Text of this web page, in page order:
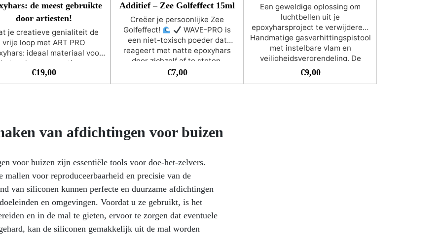
de meest gebruikte
door artiesten!
je creatieve genialiteit de
vrije loop met ART PRO
ideaal materiaal voor
het maken van coatings,
maar ook
dienbladen en
– Beleef kunst als nooit
ART PRO biedt een
tot leven brengt.
UV-
- Geniet van de
van uw kunst! ART
is speciaal ontwikkeld om
na verloop van tijd te
zodat uw creaties
en boeiend blijven.
€19,00
Additief – Zee Golfeffect 15ml
Creëer je persoonlijke Zee
Golfeffect!
WAVE-PRO is
een niet-toxisch poeder dat
reageert met natte epoxyhars
door zichzelf af te stoten,
waardoor beweging ontstaat in
concentrische cirkels en golven
Zero-VOC formule zonder
gebaseerde inkt
WAVE-PRO
kan worden gebruikt met onze
kleurenreeks of metallic
Let op: WAVE-PRO
is ontwikkeld en getest met onze
speciale kunstharsen.
Ideaal
voor Ocean Resin Art
€7,00
Een geweldige oplossing om
luchtbellen uit je
epoxyharsproject te verwijderen!
Handmatige gasverhittingspistool
met instelbare vlam en
veiligheidsvergrendeling. De
pistolen worden geleverd zonder
gasvulling.
€9,00
van afdichtingen voor buizen
voor buizen zijn essentiële tools voor doe-het-zelvers.
mallen voor reproduceerbaarheid en precisie van de
van siliconen kunnen perfecte en duurzame afdichtingen
en omgevingen. Voordat u ze gebruikt, is het
en in de mal te gieten, ervoor te zorgen dat eventuele
kan de siliconen gemakkelijk uit de mal worden